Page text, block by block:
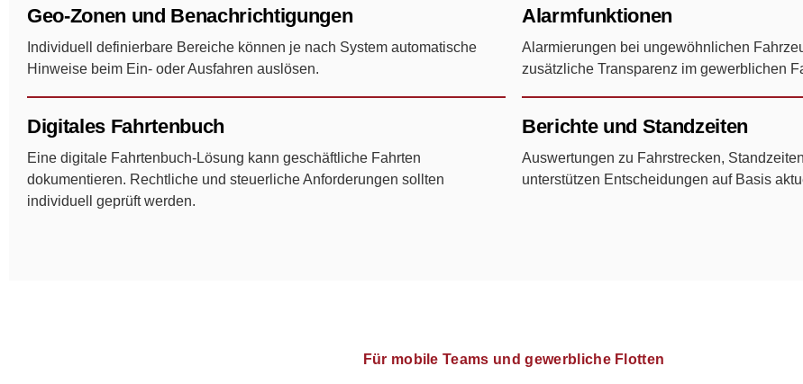
Geo-Zonen und Benachrichtigungen
Individuell definierbare Bereiche können je nach System automatische
Hinweise beim Ein- oder Ausfahren auslösen.
Alarmfunktionen
Alarmierungen bei ungewöhnlichen
zusätzliche Transparenz im gewerblichen
Digitales Fahrtenbuch
Eine digitale Fahrtenbuch-Lösung kann geschäftliche Fahrten
dokumentieren. Rechtliche und steuerliche Anforderungen sollten
individuell geprüft werden.
Berichte und Standzeiten
Auswertungen zu Fahrstrecken,
unterstützen Entscheidungen auf Basis
Für mobile Teams und gewerbliche Flotten